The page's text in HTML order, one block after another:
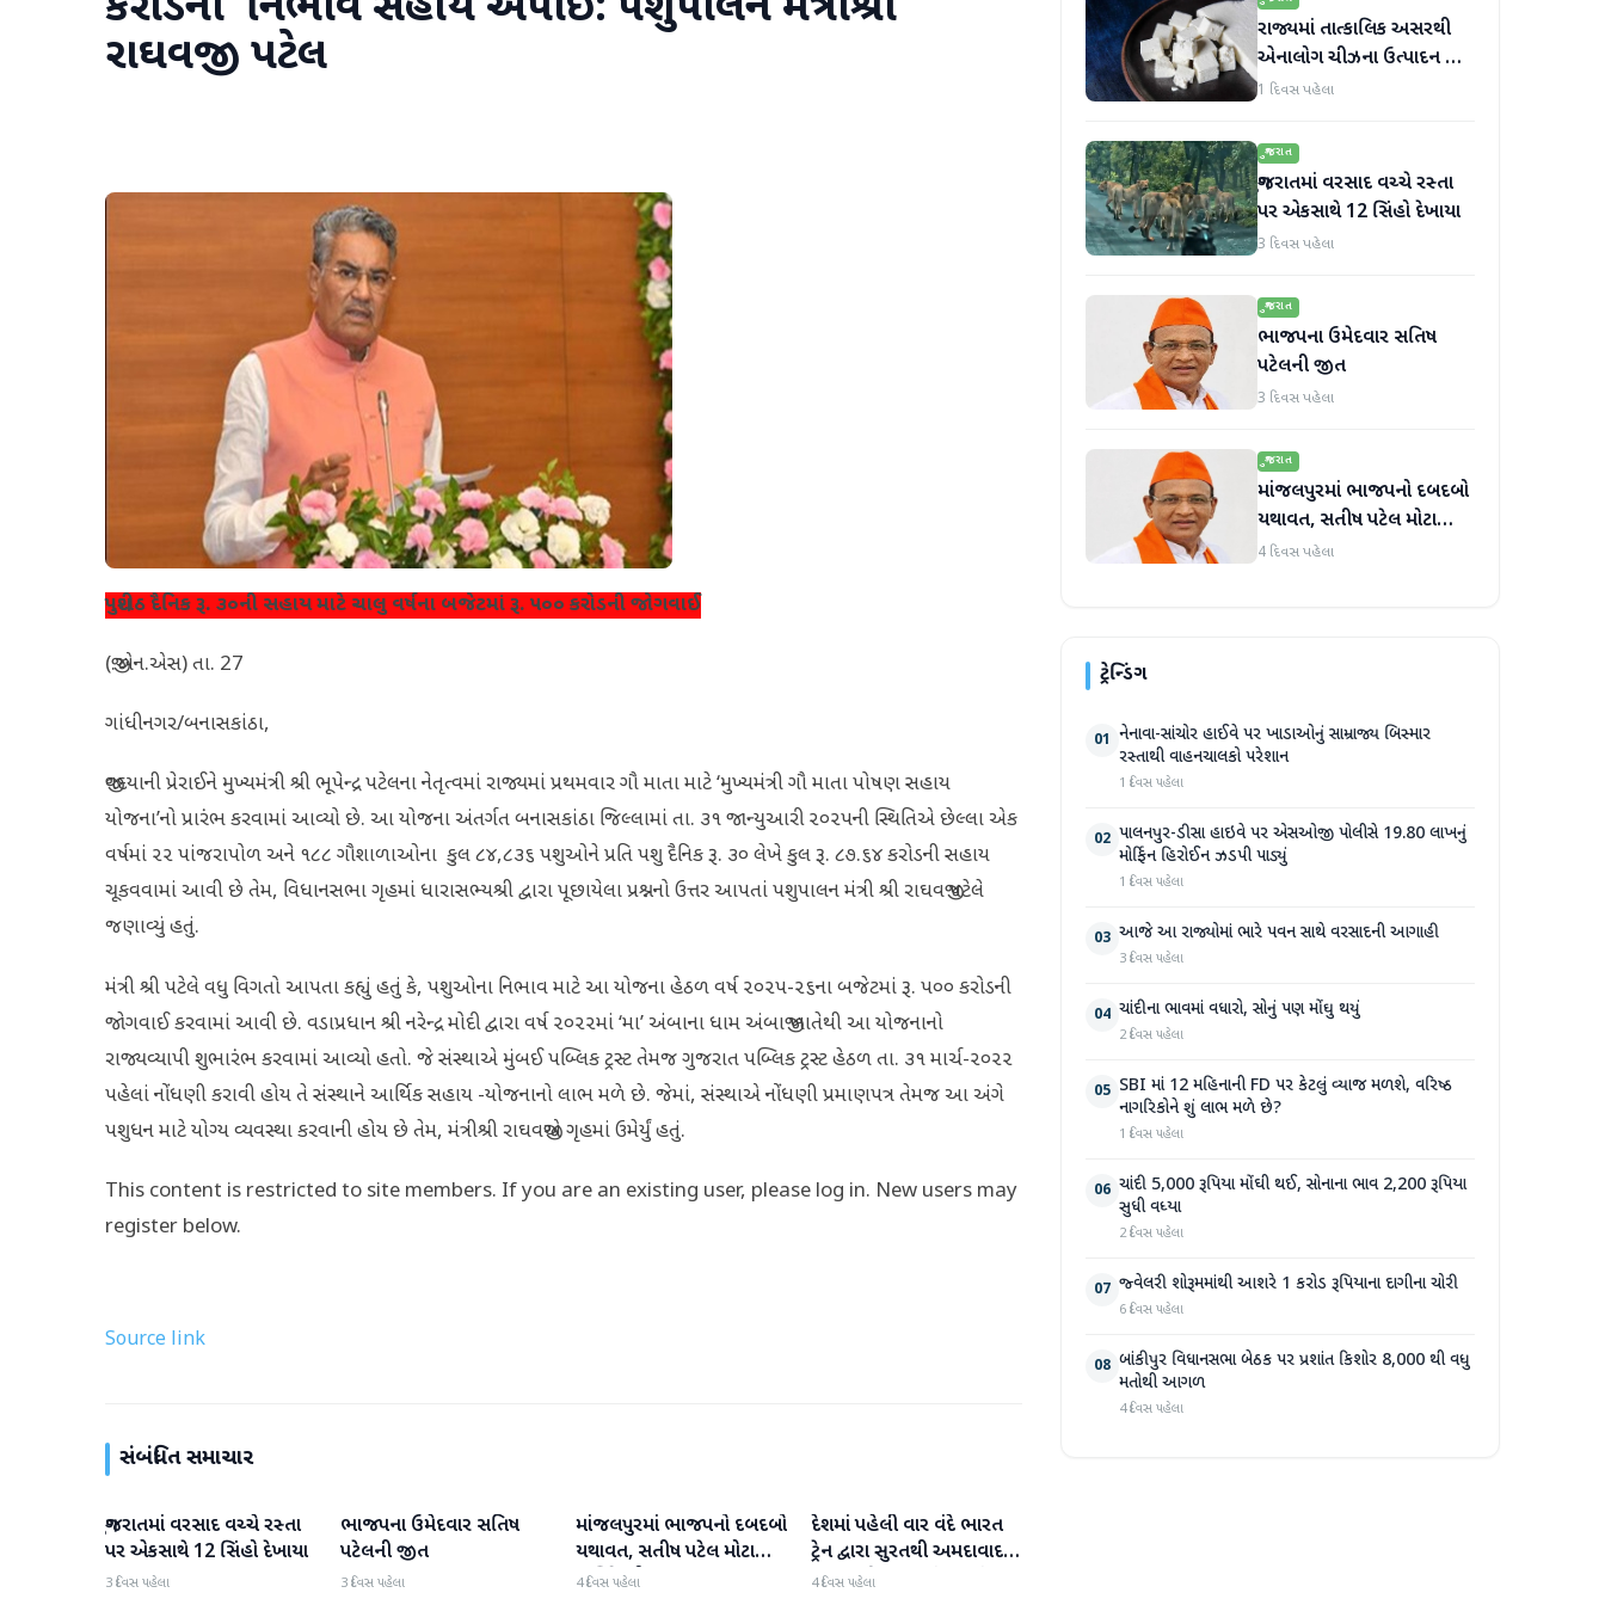
રાઘવજી પટેલ
પશુદીઠ દૈનિક રૂ. ૩૦ની સહાય માટે ચાલુ વર્ષના બજેટમાં રૂ. ૫૦૦ કરોડની જોગવાઈ
(જી.એન.એસ) તા. 27
ગાંધીનગર/બનાસકાંઠા,
જીવદયાની પ્રેરાઈને મુખ્યમંત્રી શ્રી ભૂપેન્દ્ર પટેલના નેતૃત્વમાં રાજ્યમાં પ્રથમવાર ગૌ માતા માટે ‘મુખ્યમંત્રી ગૌ માતા પોષણ સહાય
યોજના’નો પ્રારંભ કરવામાં આવ્યો છે. આ યોજના અંતર્ગત બનાસકાંઠા જિલ્લામાં તા. ૩૧ જાન્યુઆરી ૨૦૨૫ની સ્થિતિએ છેલ્લા એક
વર્ષમાં ૨૨ પાંજરાપોળ અને ૧૮૮ ગૌશાળાઓના કુલ ૮૪,૮૩૬ પશુઓને પ્રતિ પશુ દૈનિક રૂ. ૩૦ લેખે કુલ રૂ. ૮૭.૬૪ કરોડની સહાય
ચૂકવવામાં આવી છે તેમ, વિધાનસભા ગૃહમાં ધારાસભ્યશ્રી દ્વારા પૂછાયેલા પ્રશ્નનો ઉત્તર આપતાં પશુપાલન મંત્રી શ્રી રાઘવજી પટેલે
જણાવ્યું હતું.
મંત્રી શ્રી પટેલે વધુ વિગતો આપતા કહ્યું હતું કે, પશુઓના નિભાવ માટે આ યોજના હેઠળ વર્ષ ૨૦૨૫-૨૬ના બજેટમાં રૂ. ૫૦૦ કરોડની
જોગવાઈ કરવામાં આવી છે. વડાપ્રધાન શ્રી નરેન્દ્ર મોદી દ્વારા વર્ષ ૨૦૨૨માં ‘મા’ અંબાના ધામ અંબાજી ખાતેથી આ યોજનાનો
રાજ્યવ્યાપી શુભારંભ કરવામાં આવ્યો હતો. જે સંસ્થાએ મુંબઈ પબ્લિક ટ્રસ્ટ તેમજ ગુજરાત પબ્લિક ટ્રસ્ટ હેઠળ તા. ૩૧ માર્ચ-૨૦૨૨
પહેલાં નોંધણી કરાવી હોય તે સંસ્થાને આર્થિક સહાય -યોજનાનો લાભ મળે છે. જેમાં, સંસ્થાએ નોંધણી પ્રમાણપત્ર તેમજ આ અંગે
પશુધન માટે યોગ્ય વ્યવસ્થા કરવાની હોય છે તેમ, મંત્રીશ્રી રાઘવજીએ ગૃહમાં ઉમેર્યું હતું.
This content is restricted to site members. If you are an existing user, please log in. New users may
register below.
Source link
સંબંધિત સમાચાર
ગુજરાત
ગુજરાતમાં વરસાદ વચ્ચે રસ્તા
પર એકસાથે 12 સિંહો દેખાયા
3 દિવસ પહેલા
ગુજરાત
ભાજપના ઉમેદવાર સતિષ
પટેલની જીત
3 દિવસ પહેલા
ગુજરાત
માંજલપુરમાં ભાજપનો દબદબો
યથાવત, સતીષ પટેલ મોટા
માર્જિનથી આગળ
4 દિવસ પહેલા
ગુજરાત
દેશમાં પહેલી વાર વંદે ભારત
ટ્રેન દ્વારા સુરતથી અમદાવાદ
હૃદય પહોંચાડવામાં આવ્યું
4 દિવસ પહેલા
રાજ્યમાં તાત્કાલિક અસરથી
એનાલોગ ચીઝના ઉત્પાદન અને
વેચાણ પર પ્રતિબંધ.
1 દિવસ પહેલા
ગુજરાત
ગુજરાતમાં વરસાદ વચ્ચે રસ્તા
પર એકસાથે 12 સિંહો દેખાયા
3 દિવસ પહેલા
ગુજરાત
ભાજપના ઉમેદવાર સતિષ
પટેલની જીત
3 દિવસ પહેલા
ગુજરાત
માંજલપુરમાં ભાજપનો દબદબો
યથાવત, સતીષ પટેલ મોટા
માર્જિનથી આગળ
4 દિવસ પહેલા
ટ્રેન્ડિંગ
01 નેનાવા-સાંચોર હાઈવે પર ખાડાઓનું સામ્રાજ્ય બિસ્માર
રસ્તાથી વાહનચાલકો પરેશાન
1 દિવસ પહેલા
02 પાલનપુર-ડીસા હાઇવે પર એસઓજી પોલીસે 19.80 લાખનું
મોર્ફિન હિરોઈન ઝડપી પાડ્યું
1 દિવસ પહેલા
03 આજે આ રાજ્યોમાં ભારે પવન સાથે વરસાદની આગાહી
3 દિવસ પહેલા
04 ચાંદીના ભાવમાં વધારો, સોનું પણ મોંઘુ થયું
2 દિવસ પહેલા
05 SBI માં 12 મહિનાની FD પર કેટલું વ્યાજ મળશે, વરિષ્ઠ
નાગરિકોને શું લાભ મળે છે?
1 દિવસ પહેલા
06 ચાંદી 5,000 રૂપિયા મોંઘી થઈ, સોનાના ભાવ 2,200 રૂપિયા
સુધી વધ્યા
2 દિવસ પહેલા
07 જ્વેલરી શોરૂમમાંથી આશરે 1 કરોડ રૂપિયાના દાગીના ચોરી
6 દિવસ પહેલા
08 બાંકીપુર વિધાનસભા બેઠક પર પ્રશાંત કિશોર 8,000 થી વધુ
મતોથી આગળ
4 દિવસ પહેલા